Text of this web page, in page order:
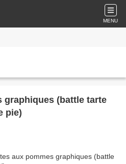
MENU
graphiques (battle tarte
pie)